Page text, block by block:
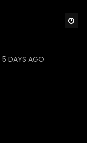
5 DAYS AGO